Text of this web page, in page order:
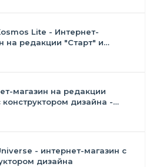
Lite - Интернет-
на редакции "Старт" и
магазин на редакции
конструктором дизайна -
- интернет-магазин с
дизайна